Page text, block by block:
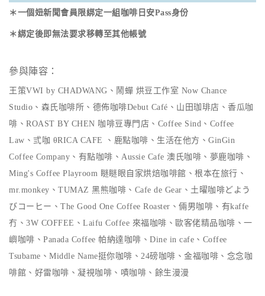
＊一個妞新聞會員限綁定一組咖啡日安Pass身份
＊綁定後即無法要求移轉至其他帳號
參與陣容：
王策VWI by CHADWANG、 鬧蟬 烘豆工作室 Now Chance
Studio、森氏咖啡所、德佈咖啡Debut Café、山田珈琲店、香瓜咖
啡、ROAST BY CHEN 咖啡豆專門店、Coffee Sind、Coffee
Law、弎咖 θRICA CAFE 、鹿點咖啡、生活在他方、GinGin
Coffee Company、有點咖啡、Aussie Cafe 澳氏咖啡、夢鹿咖啡、
Ming's Coffee Playroom 瞇瞇眼自家烘焙咖啡館、根本在旅行、
mr.monkey、TUMAZ 黑熊咖啡、Cafe de Gear、土曜咖啡どよう
びコーヒー、The Good One Coffee Roaster、倆男咖啡、有kaffe
冇、3W COFFEE、Laifu Coffee 來福咖啡、歐客佬精品咖啡、一
嶼咖啡、Panada Coffee 帕納達咖啡、Dine in cafe、Coffee
Tsubame、Middle Name挺你咖啡、24磅咖啡、金福咖啡、念念咖
啡館、好雷咖啡、凝視咖啡、嘖咖啡、餘生漫漫